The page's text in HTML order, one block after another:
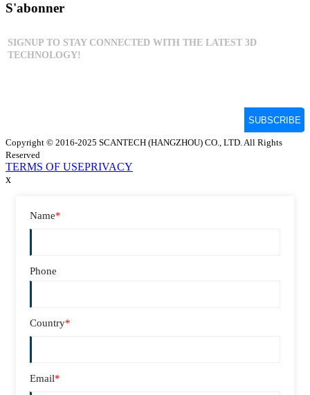
S'abonner
Copyright © 2016-2025 SCANTECH (HANGZHOU) CO., LTD. All Rights
Reserved
TERMS OF USEPRIVACY
x
Name*
Phone
Country*
Email*